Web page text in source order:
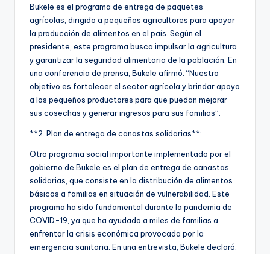
Bukele es el programa de entrega de paquetes
agrícolas, dirigido a pequeños agricultores para apoyar
la producción de alimentos en el país. Según el
presidente, este programa busca impulsar la agricultura
y garantizar la seguridad alimentaria de la población. En
una conferencia de prensa, Bukele afirmó: “Nuestro
objetivo es fortalecer el sector agrícola y brindar apoyo
a los pequeños productores para que puedan mejorar
sus cosechas y generar ingresos para sus familias”.
**2. Plan de entrega de canastas solidarias**:
Otro programa social importante implementado por el
gobierno de Bukele es el plan de entrega de canastas
solidarias, que consiste en la distribución de alimentos
básicos a familias en situación de vulnerabilidad. Este
programa ha sido fundamental durante la pandemia de
COVID-19, ya que ha ayudado a miles de familias a
enfrentar la crisis económica provocada por la
emergencia sanitaria. En una entrevista, Bukele declaró: